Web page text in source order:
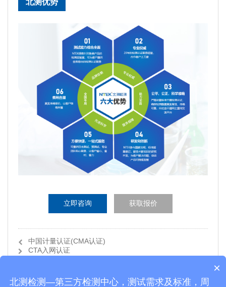
北测优势
立即咨询 获取报价
中国计量认证(CMA认证)
CTA入网认证
×
北测检测—第三方检测中心，测试需求及标准，周